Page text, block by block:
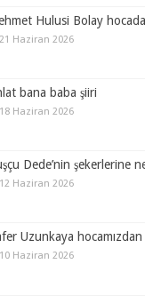
Hulusi Bolay
21 Haziran 2026
bana baba şiiri
18 Haziran 2026
Dede’nin şekerlerine
12 Haziran 2026
Uzunkaya
10 Haziran 2026